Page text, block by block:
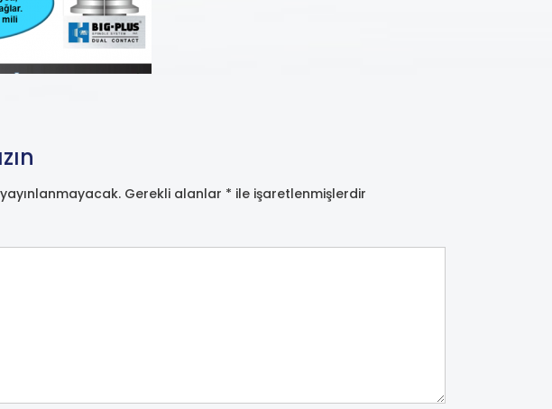
Gerekli alanlar * ile işaretlenmişlerdir